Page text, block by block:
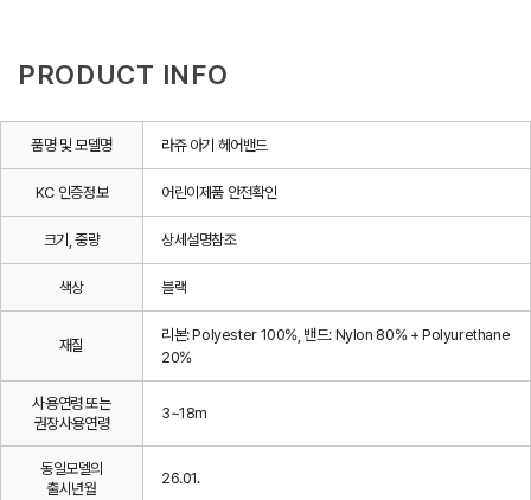
PRODUCT INFO
품명 및 모델명 라쥬 아기 헤어밴드
KC 인증정보 어린이제품 안전확인
크기, 중량 상세설명참조
색상 블랙
재질
리본: Polyester 100%, 밴드: Nylon 80% + Polyurethane
20%
사용연령 또는
권장사용연령
3~18m
동일모델의
출시년월
26.01.